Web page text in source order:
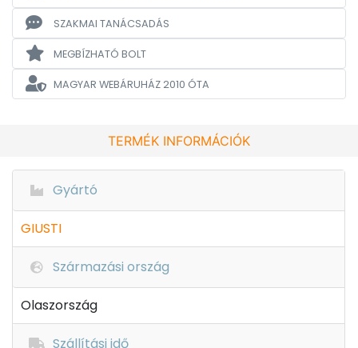
SZAKMAI TANÁCSADÁS
MEGBÍZHATÓ BOLT
MAGYAR WEBÁRUHÁZ2010 ÓTA
TERMÉK INFORMÁCIÓK
Gyártó
GIUSTI
Származási ország
Olaszország
Szállítási idő